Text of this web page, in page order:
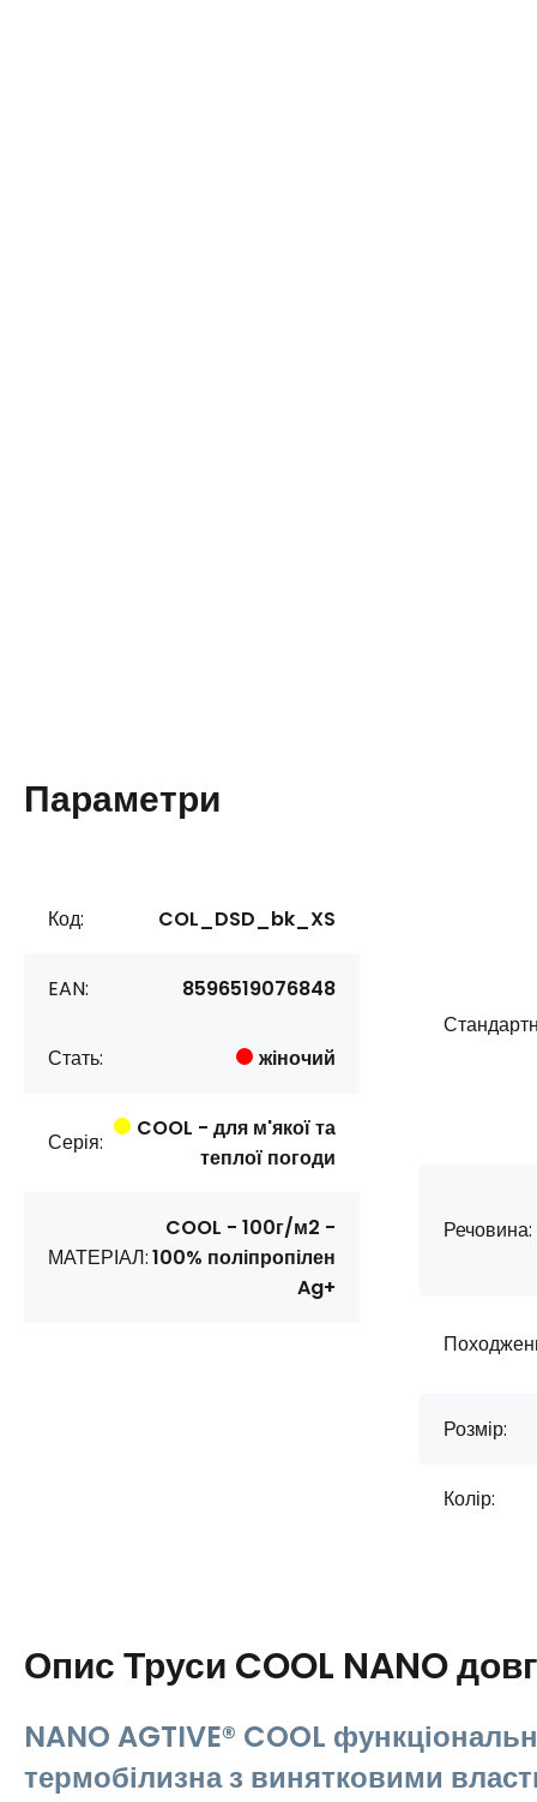
Параметри
Код: COL_DSD_bk_XS
EAN: 8596519076848
Стать: жіночий
Серія:
COOL - для м'якої та
теплої погоди
МАТЕРІАЛ:
COOL - 100г/м2 -
100% поліпропілен
Ag+
Речовина:
Розмір:
Колір:
ОписТруси COOL NANO
NANO AGTIVE® COOL
термобілизна з винятковими